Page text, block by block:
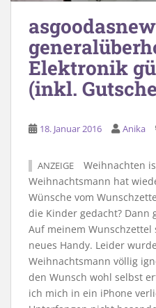
Elektronik
(inkl.
18. Januar 2016 Anika
ANZEIGE
Weihnachten
Weihnachtsmann hat
Wünsche vom
die Kinder gedacht? Dann
Auf meinem Wunschzettel
neues Handy. Leider
Weihnachtsmann völlig
den Wunsch wohl selbst
ich mich in ein iPhone